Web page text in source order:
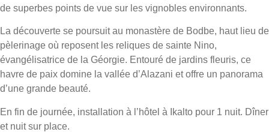
de superbes points de vue sur les vignobles environnants.
La découverte se poursuit au monastère de Bodbe, haut lieu de
pèlerinage où reposent les reliques de sainte Nino,
évangélisatrice de la Géorgie. Entouré de jardins fleuris, ce
havre de paix domine la vallée d’Alazani et offre un panorama
d’une grande beauté.
En fin de journée, installation à l’hôtel à Ikalto pour 1 nuit. Dîner
et nuit sur place.